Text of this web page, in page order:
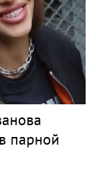
парной